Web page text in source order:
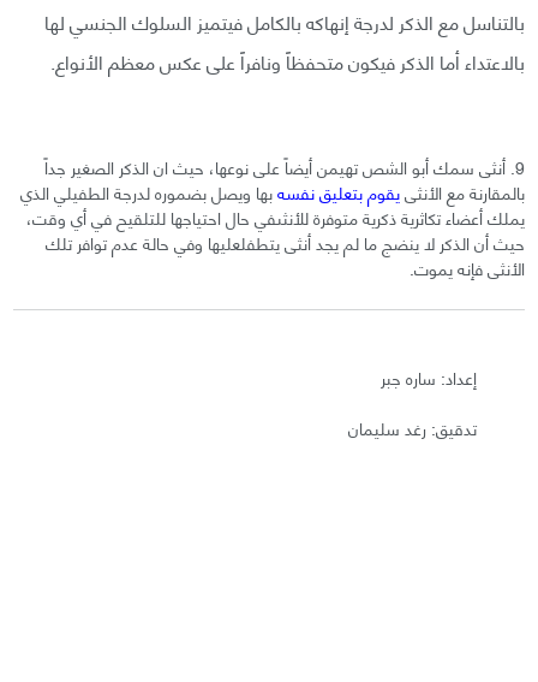
بالتناسل مع الذكر لدرجة إنهاكه بالكامل فيتميز السلوك الجنسي لها
بالاعتداء أما الذكر فيكون متحفظاً ونافراً على عكس معظم الأنواع.
9. أنثى سمك أبو الشص تهيمن أيضاً على نوعها، حيث ان الذكر الصغير جداً
بالمقارنة مع الأنثىيقوم بتعليق نفسهبها ويصل بضموره لدرجة الطفيلي الذي
يملك أعضاء تكاثرية ذكرية متوفرة للأنثىفي حال احتياجها للتلقيح في أي وقت،
حيث أن الذكر لا ينضج ما لم يجد أنثى يتطفلعليها وفي حالة عدم توافر تلك
الأنثى فإنه يموت.
إعداد: ساره جبر
تدقيق: رغد سليمان